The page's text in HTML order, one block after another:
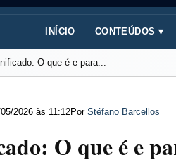
INÍCIO CONTEÚDOS ▾
O que é e para...
2026 às 11:12Por Stéfano Barcellos
O que é e